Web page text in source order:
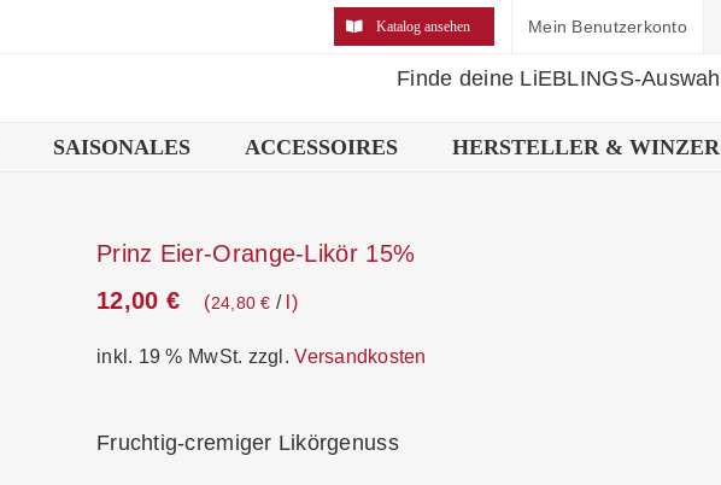
Katalog ansehen Mein Benutzerkonto
Finde deine LiEBLINGS-Auswahl
SAISONALES ACCESSOIRES HERSTELLER & WINZER
Prinz Eier-Orange-Likör 15%
12,00 € 24,80€ / l
inkl. 19 % MwSt. zzgl.Versandkosten
Fruchtig-cremiger Likörgenuss